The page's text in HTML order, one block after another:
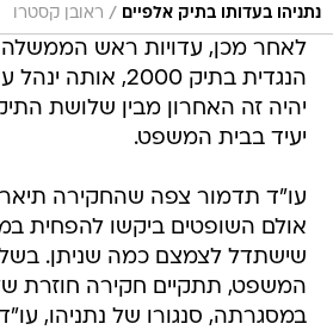
נתניהו בעדותו בתיק אלפיים / ראובן קסטרו
לאחר מכן, עדויות ראש
הנגדית בתיק 2000,
יהיה זה האחרון מבין שלושת
יעיד בבית המשפט.
עו"ד תדמור צפה שהחקירה
אולם השופטים ביקשו להפחית
שישתדל לצמצם כמה שניתן.
המשפט, תתקיים חקירה חוזרת
במסגרתה, סנגורו של נתניהו,